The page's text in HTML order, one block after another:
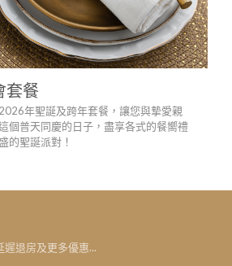
套餐
年聖誕及跨年套餐，讓您與摯愛親
個普天同慶的日子，盡享各式的餐嚮禮
的聖誕派對！
遲退房及更多優惠...